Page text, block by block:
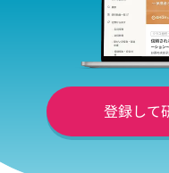
登録して